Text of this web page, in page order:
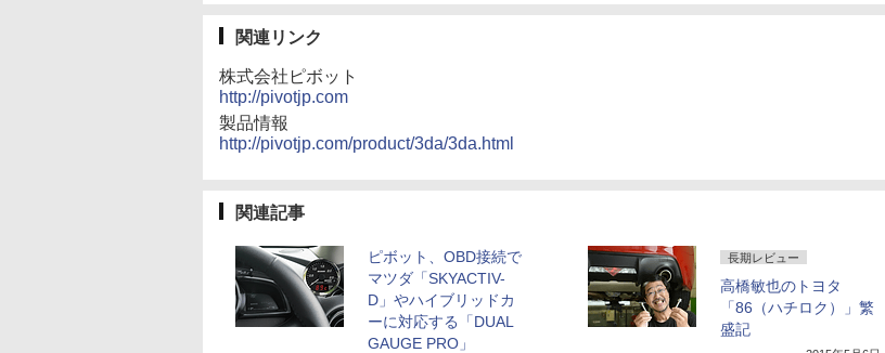
関連リンク
株式会社ピボット
http://pivotjp.com
製品情報
http://pivotjp.com/product/3da/3da.html
関連記事
ピボット、OBD接続で
マツダ「SKYACTIV-
D」やハイブリッドカ
ーに対応する「DUAL
GAUGE PRO」
長期レビュー
高橋敏也のトヨタ
「86（ハチロク）」繁
盛記